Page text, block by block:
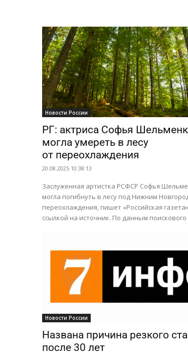
Новости России
РГ: актриса Софья
могла умереть в лесу
от переохлаждения
20.08.2025 10:38:13
Заслуженная артистка РСФСР Софья
могла погибнуть в лесу под Нижним
переохлаждения, пишет «Российская
ссылкой на источник. По данным
Новости России
Названа причина резкого
после 30 лет